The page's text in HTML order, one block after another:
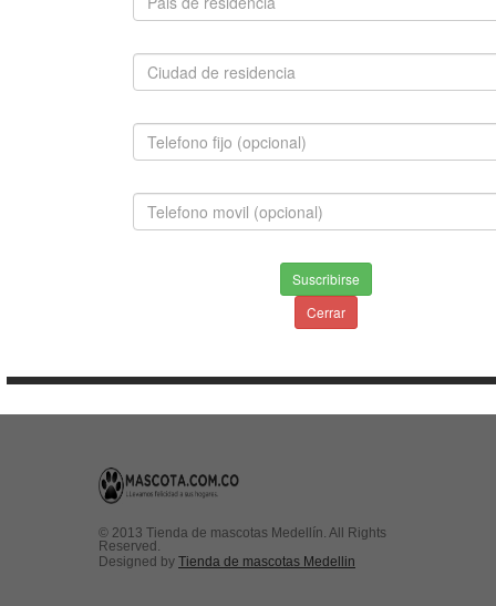
BULLDOG FRANCÉS
$1,800,000.00
© 2013 Tienda de mascotas Medellín. All Rights
Reserved.
Designed by Tienda de mascotas Medellin
Suscribirse
Cerrar